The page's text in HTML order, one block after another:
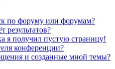
по форуму или форумам?
результатов?
я получил пустую страницу!
конференции?
и созданные мной темы?